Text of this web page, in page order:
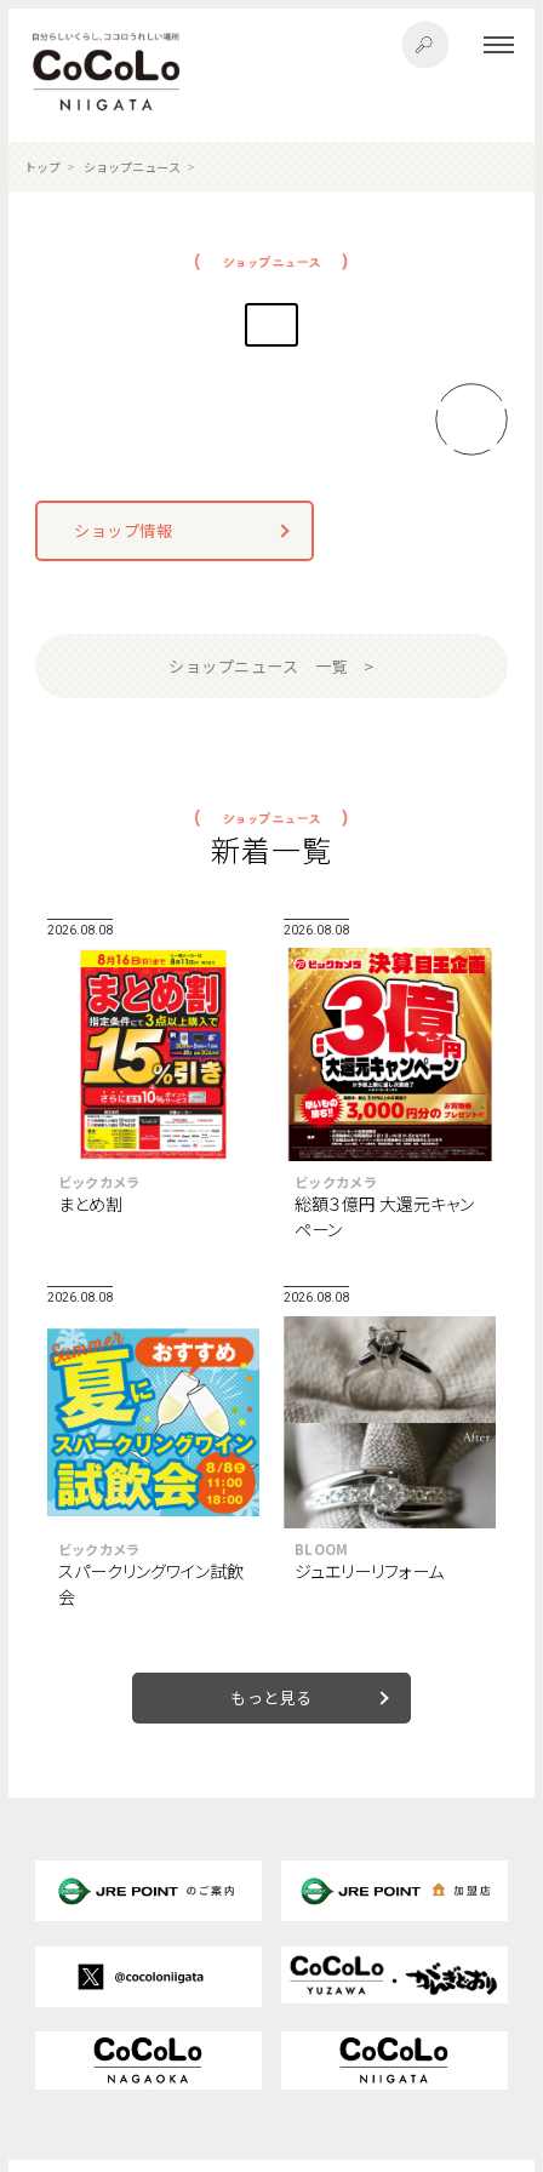
トップ ショップニュース
ショップ情報
ショップニュース 一覧
新着一覧
2026.08.08
ビックカメラ
まとめ割
2026.08.08
ビックカメラ
総額３億円 大還元キャン
ペーン
2026.08.08
ビックカメラ
スパークリングワイン試飲
会
2026.08.08
BLOOM
ジュエリーリフォーム
もっと見る